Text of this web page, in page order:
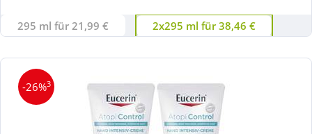
295 ml für 21,99 € 2x295 ml für 38,46 €
-26%3